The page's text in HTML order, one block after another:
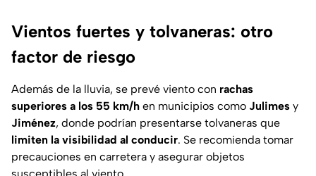
Vientos fuertes y tolvaneras: otro
factor de riesgo
Además de la lluvia, se prevé viento con rachas
superiores a los 55 km/h en municipios como Julimes y
Jiménez, donde podrían presentarse tolvaneras que
limiten la visibilidad al conducir. Se recomienda tomar
precauciones en carretera y asegurar objetos